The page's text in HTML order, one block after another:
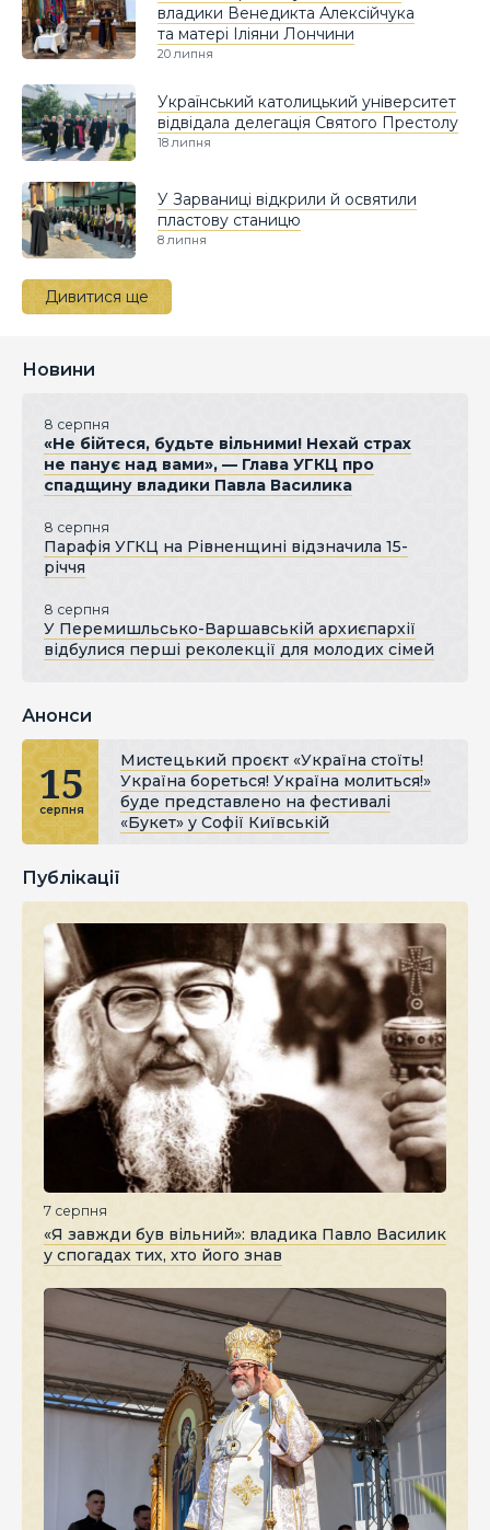
владики Венедикта Алексійчука
та матері Іліяни Лончини
20 липня
Український католицький університет
відвідала делегація Святого Престолу
18 липня
У Зарваниці відкрили й освятили
пластову станицю
8 липня
Дивитися ще
Новини
8 серпня
«Не бійтеся, будьте вільними! Нехай страх
не панує над вами», — Глава УГКЦ про
спадщину владики Павла Василика
8 серпня
Парафія УГКЦ на Рівненщині відзначила 15-
річчя
8 серпня
У Перемишльсько-Варшавській архиєпархії
відбулися перші реколекції для молодих сімей
Анонси
15
серпня
Мистецький проєкт «Україна стоїть!
Україна бореться! Україна молиться!»
буде представлено на фестивалі
«Букет» у Софії Київській
Публікації
7 серпня
«Я завжди був вільний»: владика Павло Василик
у спогадах тих, хто його знав